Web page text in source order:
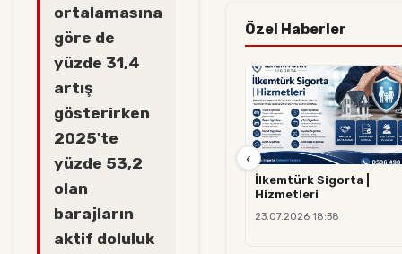
ortalamasına
göre de
yüzde 31,4
artış
gösterirken
2025'te
yüzde 53,2
olan
barajların
aktif doluluk
Özel Haberler
İlkemtürk Sigorta |
Hizmetleri
23.07.2026 18:38
‹